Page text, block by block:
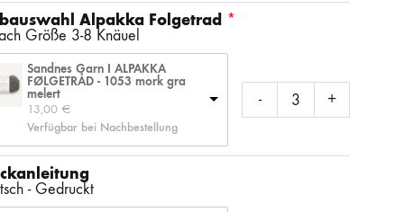
SOCKENWOLLE
Alpakka Folgetrad
Größe 3-8 Knäuel
Sandnes Garn I ALPAKKA
FØLGETRÅD - 1053 mork gra
melert
13,00 €
Verfügbar bei Nachbestellung
- +
- Gedruckt